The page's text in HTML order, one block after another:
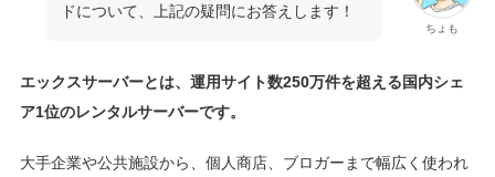
ちょも
ドについて、上記の疑問にお答えします！
エックスサーバーとは、運用サイト数250万件を超える国内シェ
ア1位のレンタルサーバーです。
大手企業や公共施設から、個人商店、ブロガーまで幅広く使われ